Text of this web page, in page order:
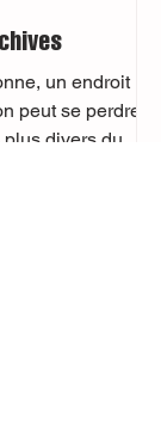
un endroit
peut se perdre
divers du